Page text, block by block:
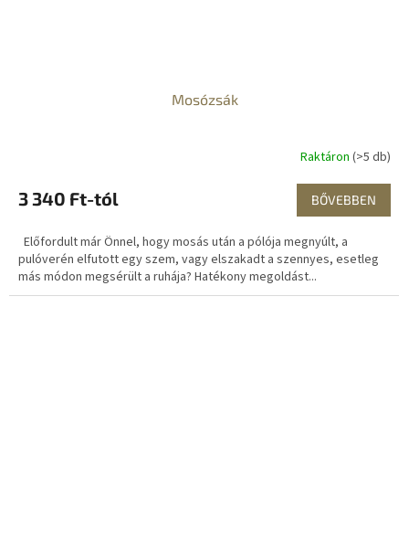
Mosózsák
Raktáron (>5 db)
3 340 Ft-tól BŐVEBBEN
Előfordult már Önnel, hogy mosás után a pólója megnyúlt, a
pulóverén elfutott egy szem, vagy elszakadt a szennyes, esetleg
más módon megsérült a ruhája? Hatékony megoldást...